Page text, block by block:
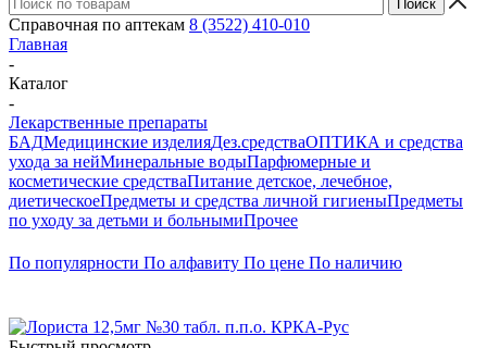
Справочная по аптекам 8 (3522) 410-010
Главная
-
Каталог
-
Лекарственные препараты
БАДМедицинские изделияДез.средстваОПТИКА и средства
ухода за нейМинеральные водыПарфюмерные и
косметические средстваПитание детское, лечебное,
диетическоеПредметы и средства личной гигиеныПредметы
по уходу за детьми и больнымиПрочее
По популярности По алфавиту По цене По наличию